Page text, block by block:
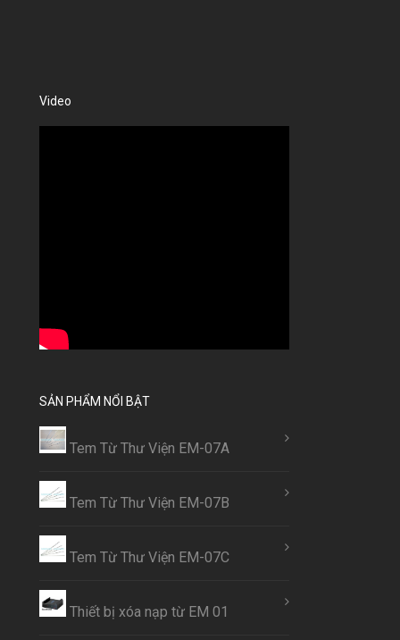
Video
SẢN PHẨM NỔI BẬT
Tem Từ Thư Viện EM-07A
Tem Từ Thư Viện EM-07B
Tem Từ Thư Viện EM-07C
Thiết bị xóa nạp từ EM 01